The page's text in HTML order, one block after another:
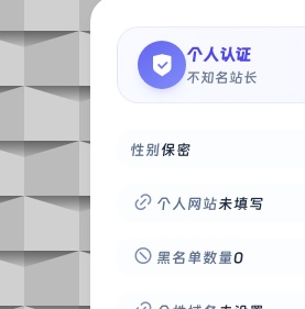
个人认证
不知名站长
性别保密
个人网站未填写
黑名单数量0